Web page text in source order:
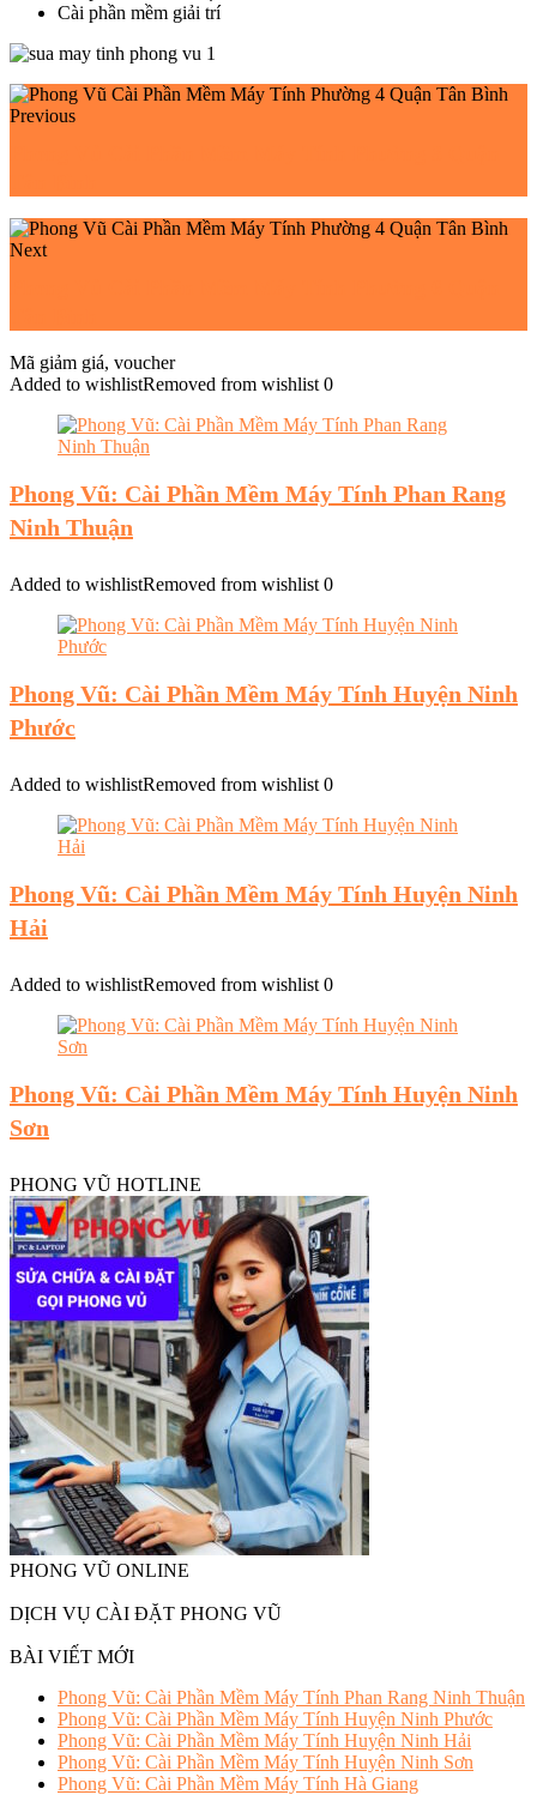
Cài phần mềm giải trí
Previous
Next
Mã giảm giá, voucher
Added to wishlistRemoved from wishlist 0
Phong Vũ: Cài Phần Mềm Máy Tính Phan Rang
Ninh Thuận
Added to wishlistRemoved from wishlist 0
Phong Vũ: Cài Phần Mềm Máy Tính Huyện Ninh
Phước
Added to wishlistRemoved from wishlist 0
Phong Vũ: Cài Phần Mềm Máy Tính Huyện Ninh
Hải
Added to wishlistRemoved from wishlist 0
Phong Vũ: Cài Phần Mềm Máy Tính Huyện Ninh
Sơn
PHONG VŨ HOTLINE
PHONG VŨ ONLINE
DỊCH VỤ CÀI ĐẶT PHONG VŨ
BÀI VIẾT MỚI
Phong Vũ: Cài Phần Mềm Máy Tính Phan Rang Ninh Thuận
Phong Vũ: Cài Phần Mềm Máy Tính Huyện Ninh Phước
Phong Vũ: Cài Phần Mềm Máy Tính Huyện Ninh Hải
Phong Vũ: Cài Phần Mềm Máy Tính Huyện Ninh Sơn
Phong Vũ: Cài Phần Mềm Máy Tính Hà Giang